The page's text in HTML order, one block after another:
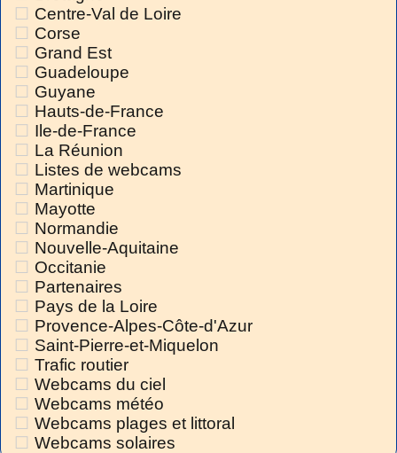
Centre-Val de Loire
Corse
Grand Est
Guadeloupe
Guyane
Hauts-de-France
Ile-de-France
La Réunion
Listes de webcams
Martinique
Mayotte
Normandie
Nouvelle-Aquitaine
Occitanie
Partenaires
Pays de la Loire
Provence-Alpes-Côte-d'Azur
Saint-Pierre-et-Miquelon
Trafic routier
Webcams du ciel
Webcams météo
Webcams plages et littoral
Webcams solaires